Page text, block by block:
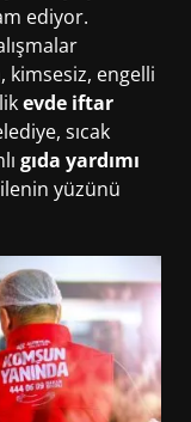
ediyor.
kimsesiz, engelli
evde iftar
sıcak
gıda yardımı
yüzünü